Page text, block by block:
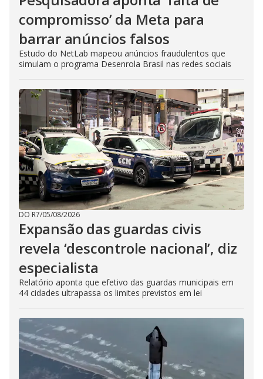
compromisso’ da Meta para
barrar anúncios falsos
Estudo do NetLab mapeou anúncios fraudulentos que
simulam o programa Desenrola Brasil nas redes sociais
DO R7/05/08/2026
Expansão das guardas civis
revela ‘descontrole nacional’, diz
especialista
Relatório aponta que efetivo das guardas municipais em
44 cidades ultrapassa os limites previstos em lei